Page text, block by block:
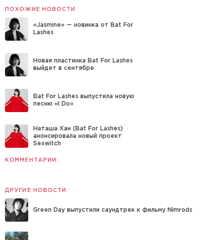
ПОХОЖИЕ НОВОСТИ
«Jasmine» — новинка от Bat For
Lashes
Новая пластинка Bat For Lashes
выйдет в сентябре
Bat For Lashes выпустила новую
песню «I Do»
Наташа Хан (Bat For Lashes)
анонсировала новый проект
Sexwitch
КОММЕНТАРИИ:
ДРУГИЕ НОВОСТИ
Green Day выпустили саундтрек к фильму Nimrods